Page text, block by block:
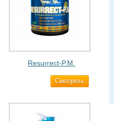
Resurrect-P.M.
Cмотреть